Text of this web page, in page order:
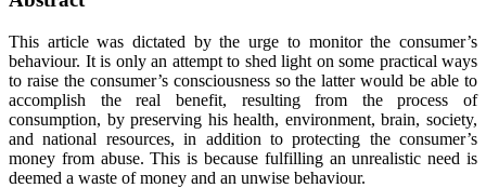
This article was dictated by the urge to monitor the consumer’s
behaviour. It is only an attempt to shed light on some practical ways
to raise the consumer’s consciousness so the latter would be able to
accomplish the real benefit, resulting from the process of
consumption, by preserving his health, environment, brain, society,
and national resources, in addition to protecting the consumer’s
money from abuse. This is because fulfilling an unrealistic need is
deemed a waste of money and an unwise behaviour.